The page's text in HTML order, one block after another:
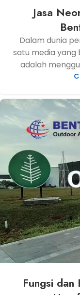
Jasa
Dalam dunia
satu media yang
adalah
Fungsi dan